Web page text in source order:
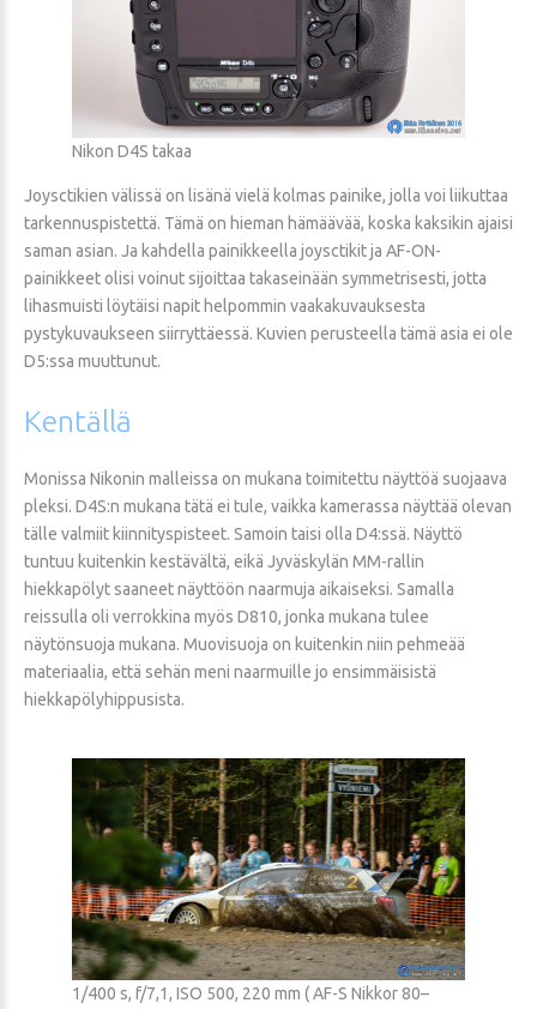
Nikon D4S takaa
Joysctikien välissä on lisänä vielä kolmas painike, jolla voi liikuttaa
tarkennuspistettä. Tämä on hieman hämäävää, koska kaksikin ajaisi
saman asian. Ja kahdella painikkeella joysctikit ja AF-ON-
painikkeet olisi voinut sijoittaa takaseinään symmetrisesti, jotta
lihasmuisti löytäisi napit helpommin vaakakuvauksesta
pystykuvaukseen siirryttäessä. Kuvien perusteella tämä asia ei ole
D5:ssa muuttunut.
Kentällä
Monissa Nikonin malleissa on mukana toimitettu näyttöä suojaava
pleksi. D4S:n mukana tätä ei tule, vaikka kamerassa näyttää olevan
tälle valmiit kiinnityspisteet. Samoin taisi olla D4:ssä. Näyttö
tuntuu kuitenkin kestävältä, eikä Jyväskylän MM-rallin
hiekkapölyt saaneet näyttöön naarmuja aikaiseksi. Samalla
reissulla oli verrokkina myös D810, jonka mukana tulee
näytönsuoja mukana. Muovisuoja on kuitenkin niin pehmeää
materiaalia, että sehän meni naarmuille jo ensimmäisistä
hiekkapölyhippusista.
1/400 s, f/7,1, ISO 500, 220 mm ( AF-S Nikkor 80–